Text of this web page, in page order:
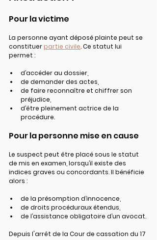
Pour la victime
La personne ayant déposé plainte peut se
constituer partie civile. Ce statut lui
permet :
d’accéder au dossier,
de demander des actes,
de faire reconnaître et chiffrer son
préjudice,
d’être pleinement actrice de la
procédure.
Pour la personne mise en cause
Le suspect peut être placé sous le statut
de mis en examen, lorsqu’il existe des
indices graves ou concordants. Il bénéficie
alors :
de la présomption d’innocence,
de droits procéduraux étendus,
de l’assistance obligatoire d’un avocat.
Depuis l'arrêt de la Cour de cassation du 17